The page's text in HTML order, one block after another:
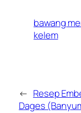
bawang
kelem
← Resep
Dages